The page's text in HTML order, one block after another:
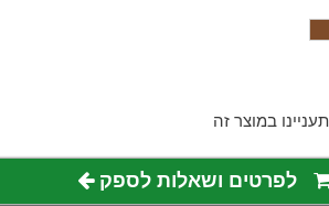
במוצר זה
לפרטים ושאלות לספק